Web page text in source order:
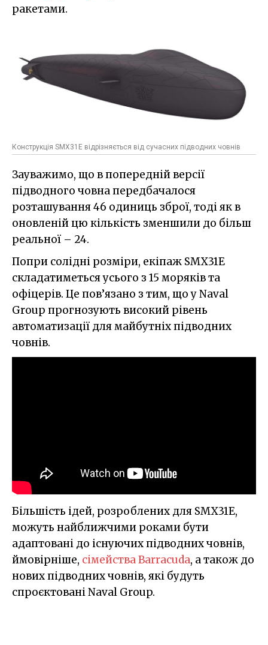
ракетами.
Конструкція SMX31Е відрізняється від сучасних підводних човнів
Зауважимо, що в попередній версії
підводного човна передбачалося
розташування 46 одиниць зброї, тоді як в
оновленій цю кількість зменшили до більш
реальної – 24.
Попри солідні розміри, екіпаж SMX31Е
складатиметься усього з 15 моряків та
офіцерів. Це пов’язано з тим, що у Naval
Group прогнозують високий рівень
автоматизації для майбутніх підводних
човнів.
Більшість ідей, розроблених для SMX31E,
можуть найближчими роками бути
адаптовані до існуючих підводних човнів,
ймовірніше, сімейства Barracuda, а також до
нових підводних човнів, які будуть
спроєктовані Naval Group.